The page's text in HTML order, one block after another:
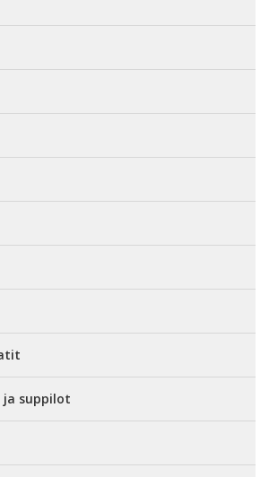
ja suppilot